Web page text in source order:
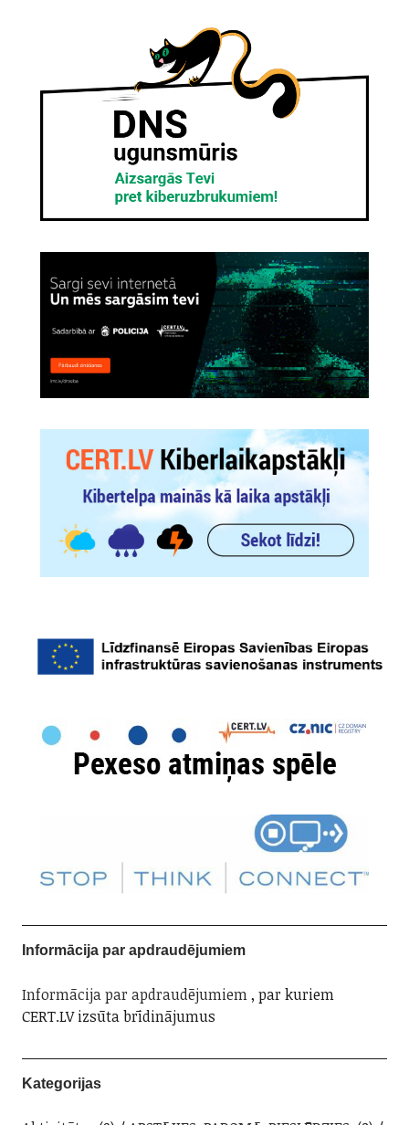
Informācija par apdraudējumiem
Informācija par apdraudējumiem, par kuriem
CERT.LV izsūta brīdinājumus
Kategorijas